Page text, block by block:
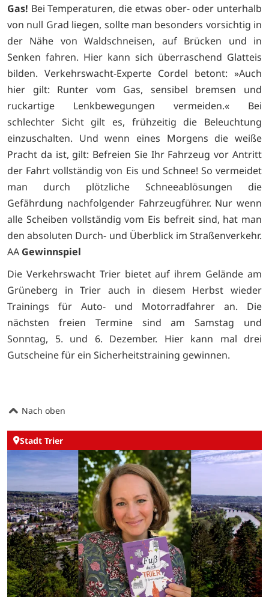
Gas! Bei Temperaturen, die etwas ober- oder unterhalb
von null Grad liegen, sollte man besonders vorsichtig in
der Nähe von Waldschneisen, auf Brücken und in
Senken fahren. Hier kann sich überraschend Glatteis
bilden. Verkehrswacht-Experte Cordel betont: »Auch
hier gilt: Runter vom Gas, sensibel bremsen und
ruckartige Lenkbewegungen vermeiden.« Bei
schlechter Sicht gilt es, frühzeitig die Beleuchtung
einzuschalten. Und wenn eines Morgens die weiße
Pracht da ist, gilt: Befreien Sie Ihr Fahrzeug vor Antritt
der Fahrt vollständig von Eis und Schnee! So vermeidet
man durch plötzliche Schneeablösungen die
Gefährdung nachfolgender Fahrzeugführer. Nur wenn
alle Scheiben vollständig vom Eis befreit sind, hat man
den absoluten Durch- und Überblick im Straßenverkehr.
AA Gewinnspiel
Die Verkehrswacht Trier bietet auf ihrem Gelände am
Grüneberg in Trier auch in diesem Herbst wieder
Trainings für Auto- und Motorradfahrer an. Die
nächsten freien Termine sind am Samstag und
Sonntag, 5. und 6. Dezember. Hier kann mal drei
Gutscheine für ein Sicherheitstraining gewinnen.
Nach oben
Stadt Trier